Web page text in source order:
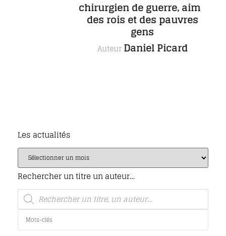
chirurgien de guerre, aimé
des rois et des pauvres
Daniel Picard
Les actualités
Rechercher un titre un auteur…